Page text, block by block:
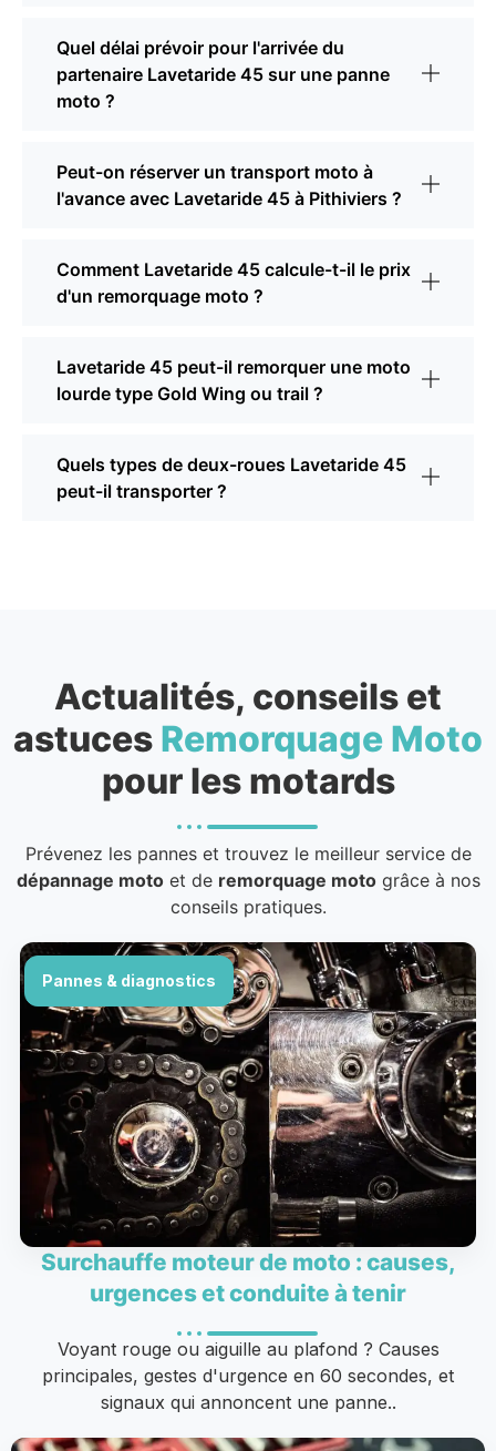
Quel délai prévoir pour l'arrivée du
partenaire Lavetaride 45 sur une panne
moto ?
Peut-on réserver un transport moto à
l'avance avec Lavetaride 45 à Pithiviers ?
Comment Lavetaride 45 calcule-t-il le prix
d'un remorquage moto ?
Lavetaride 45 peut-il remorquer une moto
lourde type Gold Wing ou trail ?
Quels types de deux-roues Lavetaride 45
peut-il transporter ?
Actualités, conseils et
astuces Remorquage Moto
pour les motards
Prévenez les pannes et trouvez le meilleur service de
dépannage motoet de remorquage motogrâce à nos
conseils pratiques.
Pannes & diagnostics
Surchauffe moteur de moto : causes,
urgences et conduite à tenir
Voyant rouge ou aiguille au plafond ? Causes
principales, gestes d'urgence en 60 secondes, et
signaux qui annoncent une panne..